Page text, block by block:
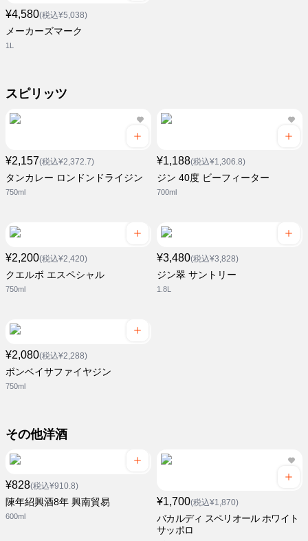
¥4,580(税込¥5,038)
メーカーズマーク
1L
スピリッツ
¥2,157(税込¥2,372.7)
タンカレー ロンドンドライジン
750ml
¥1,188(税込¥1,306.8)
ジン 40度 ビーフィーター
700ml
¥2,200(税込¥2,420)
クエルボ エスペシャル
750ml
¥3,480(税込¥3,828)
ジン翠 サントリー
1.8L
¥2,080(税込¥2,288)
ボンベイサファイヤジン
750ml
その他洋酒
¥828(税込¥910.8)
陳年紹興酒8年 興南貿易
600ml
¥1,700(税込¥1,870)
バカルディ スペリオール ホワイト
サッポロ